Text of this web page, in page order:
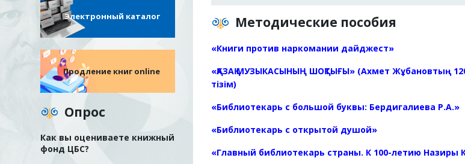
Электронный каталог
Продление книг online
Опрос
Как вы оцениваете книжный
фонд ЦБС?
Методические пособия
«Книги против наркомании дайджест»
«ҚАЗАҚ МУЗЫКАСЫНЫҢ ШОҚТЫҒЫ» (Ахмет Жұбановтың
тізім)
«Библиотекарь с большой буквы: Бердигалиева Р.А.»
«Библиотекарь с открытой душой»
«Главный библиотекарь страны. К 100-летию